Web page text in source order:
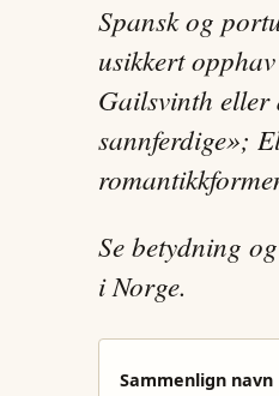
Spansk og
usikkert
Gailsvinth
sannferdige»;
Se betydning
i Norge.
Sammenlign navn